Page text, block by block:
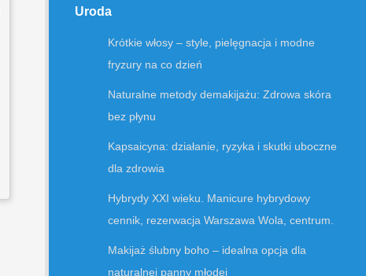
Uroda
Krótkie włosy – style, pielęgnacja i modne
fryzury na co dzień
Naturalne metody demakijażu: Zdrowa skóra
bez płynu
Kapsaicyna: działanie, ryzyka i skutki uboczne
dla zdrowia
Hybrydy XXI wieku. Manicure hybrydowy
cennik, rezerwacja Warszawa Wola, centrum.
Makijaż ślubny boho – idealna opcja dla
naturalnej panny młodej